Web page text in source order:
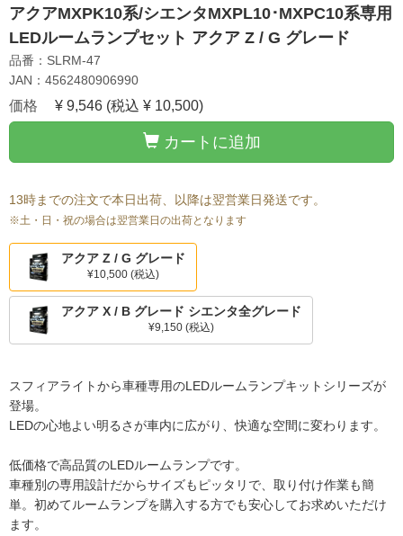
アクアMXPK10系/シエンタMXPL10･MXPC10系専用
LEDルームランプセット アクア Z / G グレード
品番：SLRM-47
JAN：4562480906990
価格 ¥ 9,546 (税込 ¥ 10,500)
カートに追加
13時までの注文で本日出荷、以降は翌営業日発送です。
※土・日・祝の場合は翌営業日の出荷となります
アクア Z / G グレード
¥10,500 (税込)
アクア X / B グレード シエンタ全グレード
¥9,150 (税込)
スフィアライトから車種専用のLEDルームランプキットシリーズが
登場。
LEDの心地よい明るさが車内に広がり、快適な空間に変わります。
低価格で高品質のLEDルームランプです。
車種別の専用設計だからサイズもピッタリで、取り付け作業も簡
単。初めてルームランプを購入する方でも安心してお求めいただけ
ます。